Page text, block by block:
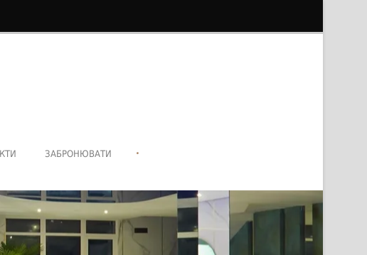
ЗАБРОНЮВАТИ •